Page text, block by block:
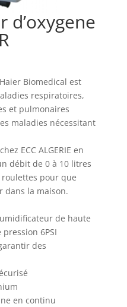
d’oxygene
Biomedical est
respiratoires,
et pulmonaires
maladies nécessitant
ECC ALGERIE en
débit de 0 à 10 litres
pour que
dans la maison.
de haute
6PSI
des
en continu